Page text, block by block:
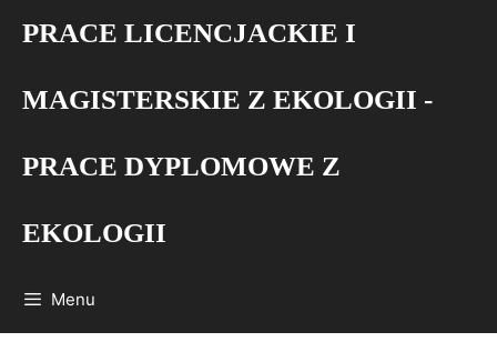
PRACE LICENCJACKIE I
MAGISTERSKIE Z EKOLOGII -
PRACE DYPLOMOWE Z
EKOLOGII
Menu